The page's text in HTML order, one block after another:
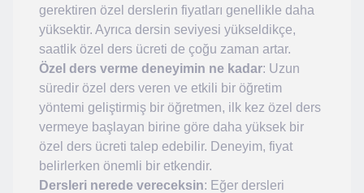
gerektiren özel derslerin fiyatları genellikle daha
yüksektir. Ayrıca dersin seviyesi yükseldikçe,
saatlik özel ders ücreti de çoğu zaman artar.
Özel ders verme deneyimin ne kadar: Uzun
süredir özel ders veren ve etkili bir öğretim
yöntemi geliştirmiş bir öğretmen, ilk kez özel ders
vermeye başlayan birine göre daha yüksek bir
özel ders ücreti talep edebilir. Deneyim, fiyat
belirlerken önemli bir etkendir.
Dersleri nerede vereceksin: Eğer dersleri